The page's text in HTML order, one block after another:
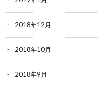
2018年12月
2018年10月
2018年9月